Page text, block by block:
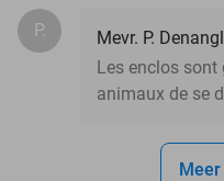
P.
Mevr. P.
Les enclos sont
animaux de se